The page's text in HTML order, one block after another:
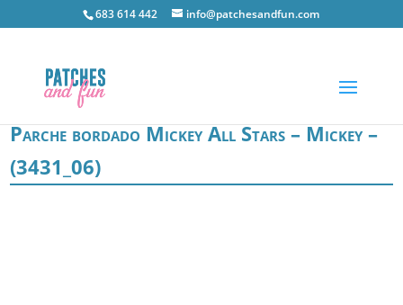
683 614 442 info@patchesandfun.com
Parche bordado Mickey All Stars – Mickey –
(3431_06)